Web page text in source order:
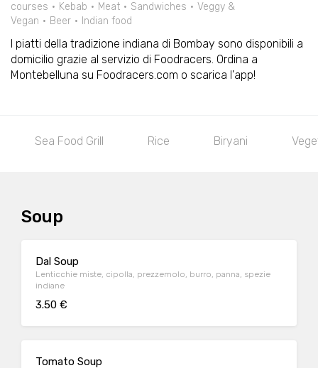
courses
Kebab Meat Sandwiches
Veggy &
Vegan
Beer Indian food
I piatti della tradizione indiana di Bombay sono disponibili a
domicilio grazie al servizio di Foodracers. Ordina a
Montebelluna su Foodracers.com o scarica l'app!
Sea Food Grill Biryani
Soup
Dal Soup
Lenticchie miste, cipolla, prezzemolo, burro, panna, spezie
indiane
3.50 €
Tomato Soup